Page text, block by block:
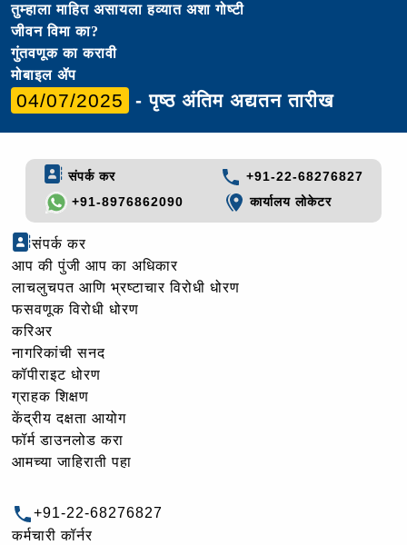
तुम्हाला माहित असायला हव्यात अशा गोष्टी
जीवन विमा का?
गुंतवणूक का करावी
मोबाइल ॲप
04/07/2025 - पृष्ठ अंतिम अद्यतन तारीख
संपर्क कर
+91-22-68276827
+91-8976862090
कार्यालय लोकेटर
संपर्क कर
आप की पुंजी आप का अधिकार
लाचलुचपत आणि भ्रष्टाचार विरोधी धोरण
फसवणूक विरोधी धोरण
करिअर
नागरिकांची सनद
कॉपीराइट धोरण
ग्राहक शिक्षण
केंद्रीय दक्षता आयोग
फॉर्म डाउनलोड करा
आमच्या जाहिराती पहा
+91-22-68276827
कर्मचारी कॉर्नर